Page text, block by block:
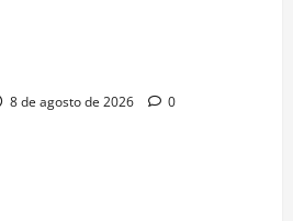
8 de agosto de 2026 0
NOTICIAS VINO